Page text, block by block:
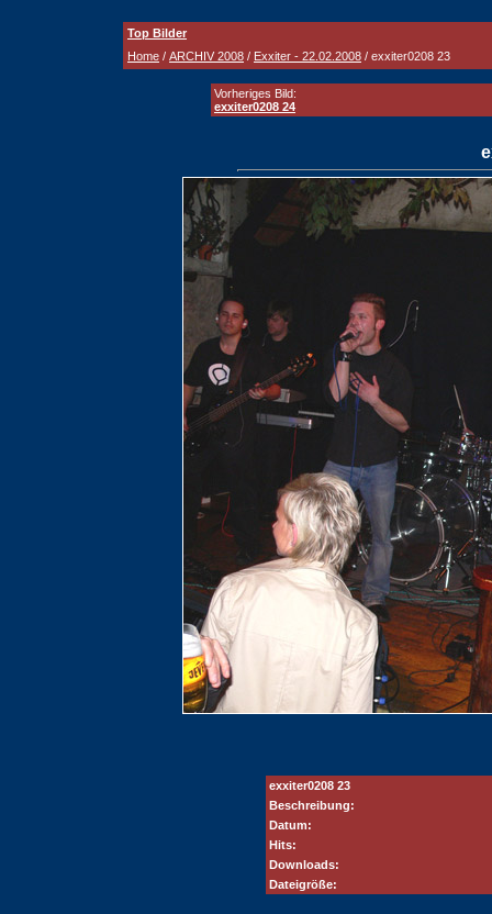
Top Bilder
Home / ARCHIV 2008 / Exxiter - 22.02.2008 / exxiter0208 23
Vorheriges Bild:
exxiter0208 24
exxiter0208 23
Beschreibung:
Datum:
Hits:
Downloads:
Dateigröße: